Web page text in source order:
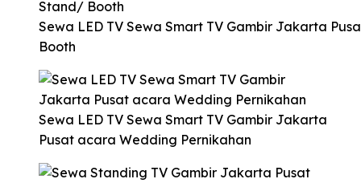
Sewa LED TV Sewa Smart TV Gambir Jakarta
Booth
Sewa LED TV Sewa Smart TV Gambir Jakarta
Pusat acara Wedding Pernikahan